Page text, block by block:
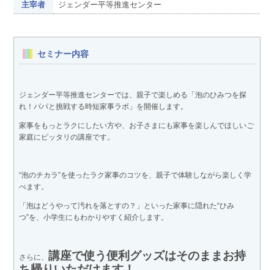
主宰者
ジェンダー平等推進センター
セミナー内容
ジェンダー平等推進センターでは、親子で楽しめる「泡のひみつを探
れ！パパと挑戦する時短家事ラボ」を開催します。
家事をもっとラクにしたい方や、お子さまにも家事を楽しんでほしいご
家庭にピッタリの講座です。
“泡のチカラ”を使ったラク家事のコツを、親子で体験しながら楽しく学
べます。
「泡はどうやって汚れを落とすの？」といった家事に隠れた“ひみ
つ”を、小学生にもわかりやすく紹介します。
さらに、講座で使う便利グッズはそのままお持